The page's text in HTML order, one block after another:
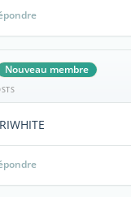
Nouveau membre